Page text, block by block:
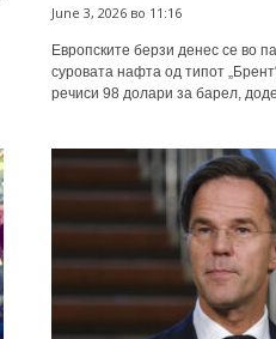
June 3, 2026 во 11:16
Европските берзи денес се во
суровата нафта од типот
речиси 98 долари за барел,